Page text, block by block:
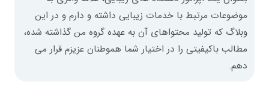
موضوعات مرتبط با خدمات زیبایی داشته و دارم و در این
وبلاگ که تولید محتواهای آن به عهده گروه من گذاشته شده،
مطالب باکیفیتی را در اختیار شما هموطنان عزیزم قرار می
دهم.